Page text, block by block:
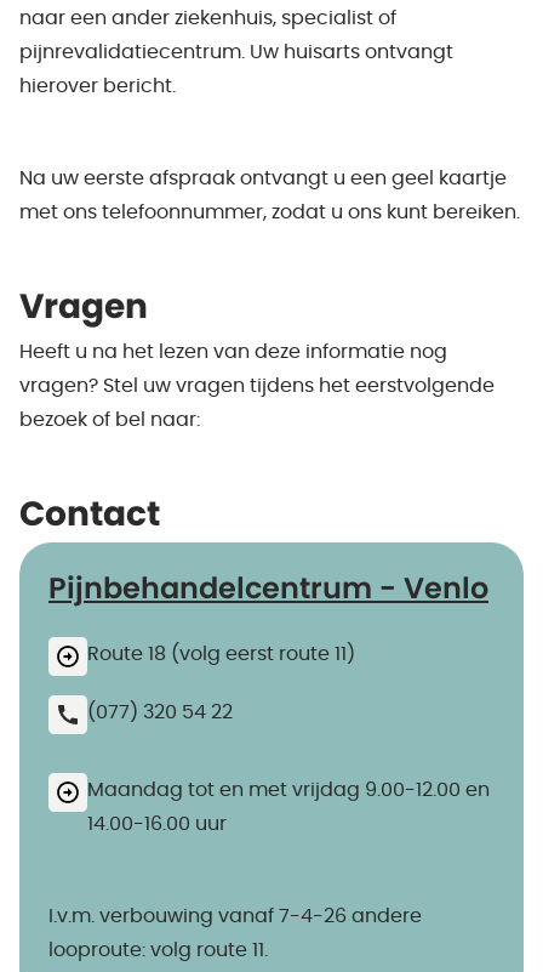
naar een ander ziekenhuis, specialist of
pijnrevalidatiecentrum. Uw huisarts ontvangt
hierover bericht.
Na uw eerste afspraak ontvangt u een geel kaartje
met ons telefoonnummer, zodat u ons kunt bereiken.
Vragen
Heeft u na het lezen van deze informatie nog
vragen? Stel uw vragen tijdens het eerstvolgende
bezoek of bel naar:
Contact
Pijnbehandelcentrum - Venlo
Route 18 (volg eerst route 11)
(077) 320 54 22
Maandag tot en met vrijdag 9.00-12.00 en
14.00-16.00 uur
I.v.m. verbouwing vanaf 7-4-26 andere
looproute: volg route 11.